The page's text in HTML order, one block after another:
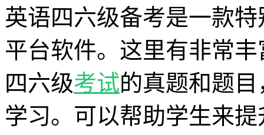
英语四六级备考是一款
平台软件。这里有非常
四六级考试的真题和题
学习。可以帮助学生来